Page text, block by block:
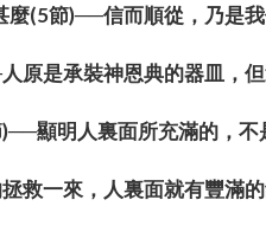
麼(5節)──信而順從，乃是
原是承裝神恩典的器皿，
顯明人裏面所充滿的，
救一來，人裏面就有豐滿